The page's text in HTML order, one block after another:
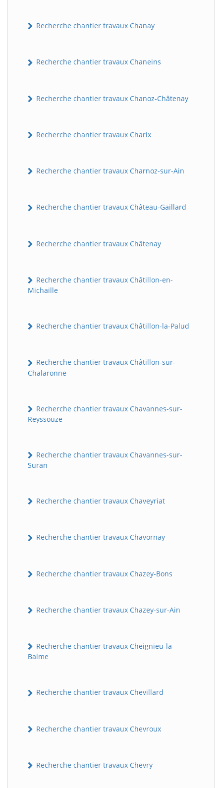
Recherche chantier travaux Chanay
Recherche chantier travaux Chaneins
Recherche chantier travaux Chanoz-Châtenay
Recherche chantier travaux Charix
Recherche chantier travaux Charnoz-sur-Ain
Recherche chantier travaux Château-Gaillard
Recherche chantier travaux Châtenay
Recherche chantier travaux Châtillon-en-
Michaille
Recherche chantier travaux Châtillon-la-Palud
Recherche chantier travaux Châtillon-sur-
Chalaronne
Recherche chantier travaux Chavannes-sur-
Reyssouze
Recherche chantier travaux Chavannes-sur-
Suran
Recherche chantier travaux Chaveyriat
Recherche chantier travaux Chavornay
Recherche chantier travaux Chazey-Bons
Recherche chantier travaux Chazey-sur-Ain
Recherche chantier travaux Cheignieu-la-
Balme
Recherche chantier travaux Chevillard
Recherche chantier travaux Chevroux
Recherche chantier travaux Chevry
B Assistant en ligne